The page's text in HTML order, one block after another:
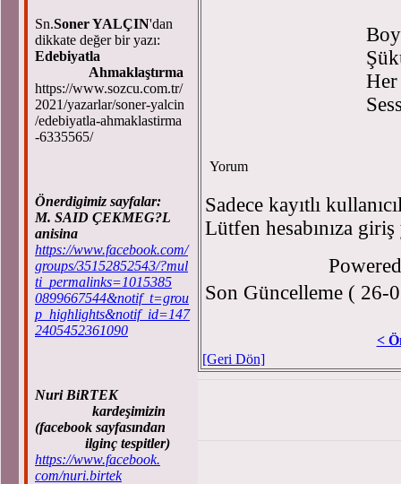
Sn.Soner YALÇIN'dan
dikkate değer bir yazı:
Edebiyatla
Ahmaklaştırma
https://www.sozcu.com.tr/
2021/yazarlar/soner-yalcin
/edebiyatla-ahmaklastirma
-6335565/
Önerdigimiz sayfalar:
M. SAID ÇEKMEG?L
anisina
https://www.facebook.com/
groups/35152852543/?mul
ti_permalinks=1015385
0899667544&notif_t=grou
p_highlights&notif_id=147
2405452361090
Nuri BiRTEK
kardeşimizin
(facebook sayfasından
ilginç tespitler)
https://www.facebook.
com/nuri.birtek
Boya
Her
Yorum
Sadece kayıtlı
Lütfen hesabınıza
Son Güncelleme ( 26-
<
[Geri Dön]